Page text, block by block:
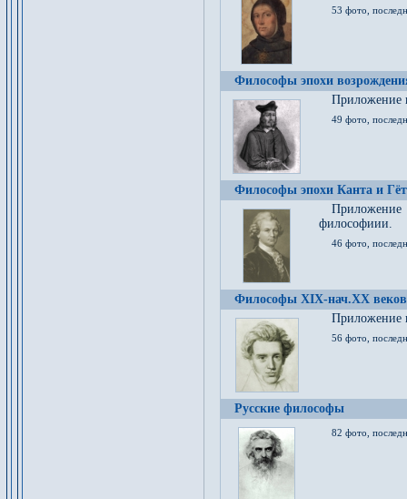
53 фото,
Философы эпохи
Приложение
49 фото,
Философы эпохи Канта и
философиии.
46 фото,
Философы XIX-нач.XX веков
Приложение
56 фото,
Русские философы
82 фото,